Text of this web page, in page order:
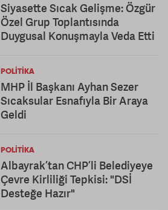
Siyasette Sıcak Gelişme: Özgür
Özel Grup Toplantısında
Duygusal Konuşmayla Veda Etti
POLITIKA
MHP İl Başkanı Ayhan Sezer
Sıcaksular Esnafıyla Bir Araya
Geldi
POLITIKA
Albayrak’tan CHP’li Belediyeye
Çevre Kirliliği Tepkisi: "DSİ
Desteğe Hazır"